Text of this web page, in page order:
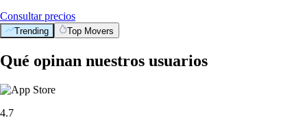
Consultar precios
Trending Top Movers
Qué opinan nuestros usuarios
4.7